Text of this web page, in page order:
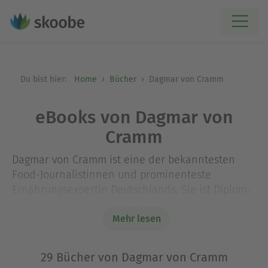
Du bist hier: Home Bücher Dagmar von Cramm
eBooks von Dagmar von
Cramm
Dagmar von Cramm ist eine der bekanntesten
Food-Journalistinnen und prominenteste
einer Vielzahl von Büchern zum Thema Ernährung
im Bereich Ernährung, u. a. als Mitglied im
Präsidium der Deutschen Gesellschaft für
Mehr lesen
29 Bücher von Dagmar von Cramm